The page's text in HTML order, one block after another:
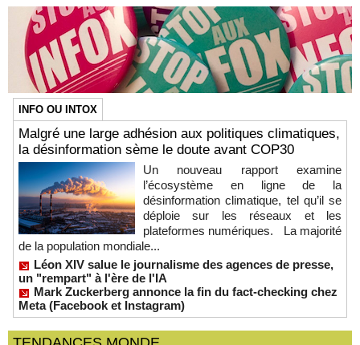
INFO OU INTOX
Malgré une large adhésion aux politiques climatiques,
la désinformation sème le doute avant COP30
Un nouveau rapport examine
l’écosystème en ligne de la
désinformation climatique, tel qu’il se
déploie sur les réseaux et les
plateformes numériques. La majorité
de la population mondiale...
Léon XIV salue le journalisme des agences de presse,
un "rempart" à l'ère de l'IA
Mark Zuckerberg annonce la fin du fact-checking chez
Meta (Facebook et Instagram)